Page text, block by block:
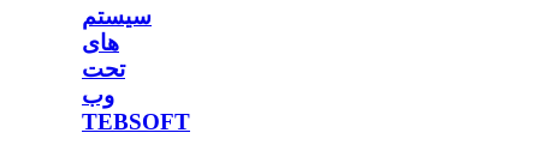
سیستم
های
تحت
وب
TEBSOFT